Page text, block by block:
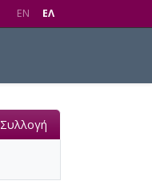
EN EΛ
Συλλογή